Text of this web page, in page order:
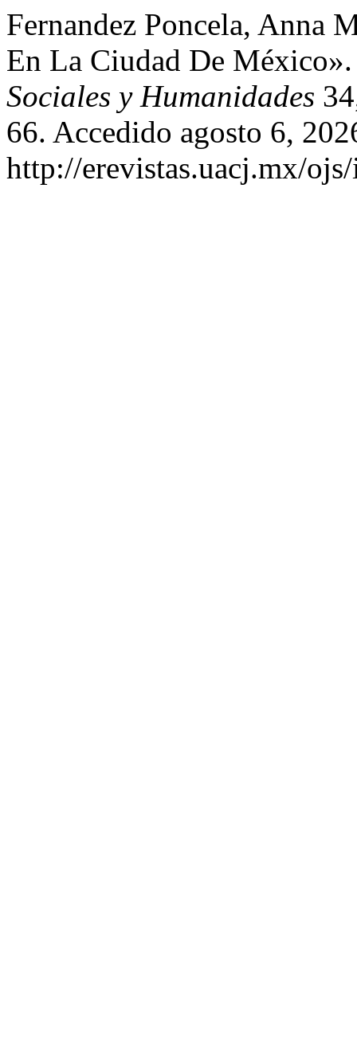
Fernandez Poncela, Anna
En La Ciudad De
Sociales y Humanidades
66. Accedido agosto 6,
http://erevistas.uacj.mx/